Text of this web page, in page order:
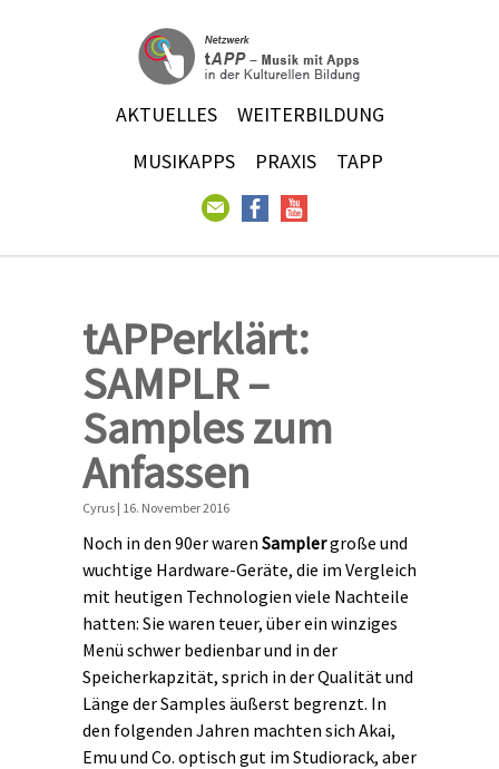
AKTUELLES
WEITERBILDUNG
MUSIKAPPS
PRAXIS TAPP
tAPPerklärt:
SAMPLR –
Samples zum
Anfassen
Cyrus | 16. November 2016
Noch in den 90er waren Samplergroße und
wuchtige Hardware-Geräte, die im Vergleich
mit heutigen Technologien viele Nachteile
hatten: Sie waren teuer, über ein winziges
Menü schwer bedienbar und in der
Speicherkapzität, sprich in der Qualität und
Länge der Samples äußerst begrenzt. In
den folgenden Jahren machten sich Akai,
Emu und Co. optisch gut im Studiorack, aber